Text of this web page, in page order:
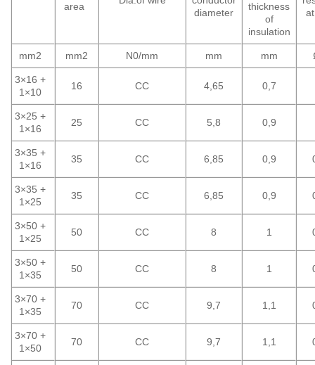
area
diameter
thickness
of
insulation
mm2 mm2 N0/mm mm mm
3×16 +
1×10
16 CC 4,65 0,7
3×25 +
1×16
25 CC 5,8 0,9
3×35 +
1×16
35 CC 6,85 0,9
3×35 +
1×25
35 CC 6,85 0,9
3×50 +
1×25
50 CC 8 1
3×50 +
1×35
50 CC 8 1
3×70 +
1×35
70 CC 9,7 1,1
3×70 +
1×50
70 CC 9,7 1,1